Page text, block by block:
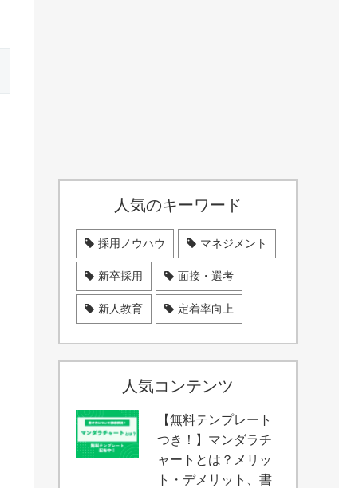
人気のキーワード
採用ノウハウ マネジメント
新卒採用 面接・選考
新人教育 定着率向上
人気コンテンツ
【無料テンプレート
つき！】マンダラチ
ャートとは？メリッ
ト・デメリット、書